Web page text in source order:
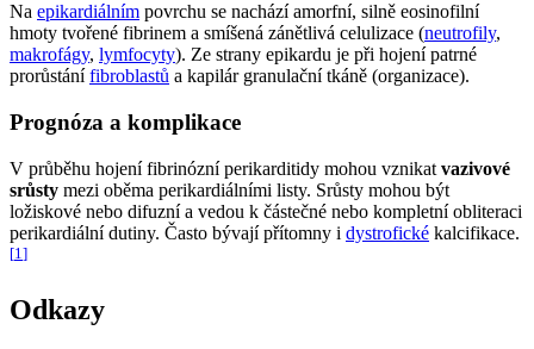
Na epikardiálním povrchu se nachází amorfní, silně eosinofilní
hmoty tvořené fibrinem a smíšená zánětlivá celulizace (neutrofily,
makrofágy, lymfocyty). Ze strany epikardu je při hojení patrné
prorůstánífibroblastů a kapilár granulační tkáně (organizace).
Prognóza a komplikace
V průběhu hojení fibrinózní perikarditidy mohou vznikat vazivové
srůsty mezi oběma perikardiálními listy. Srůsty mohou být
ložiskové nebo difuzní a vedou k částečné nebo kompletní obliteraci
perikardiální dutiny. Často bývají přítomny i dystrofické kalcifikace.
[1 ]
Odkazy